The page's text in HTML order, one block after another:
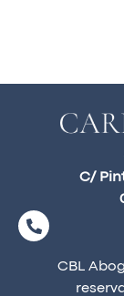
C/
CBL